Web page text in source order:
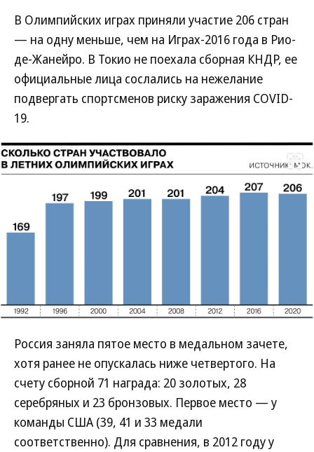
В Олимпийских играх приняли участие 206 стран
— на одну меньше, чем на Играх-2016 года в Рио-
де-Жанейро. В Токио не поехала сборная КНДР, ее
официальные лица сослались на нежелание
подвергать спортсменов риску заражения COVID-
19.
Развернуть
Россия заняла пятое место в медальном зачете,
хотя ранее не опускалась ниже четвертого. На
счету сборной 71 награда: 20 золотых, 28
серебряных и 23 бронзовых. Первое место — у
команды США (39, 41 и 33 медали
соответственно). Для сравнения, в 2012 году у